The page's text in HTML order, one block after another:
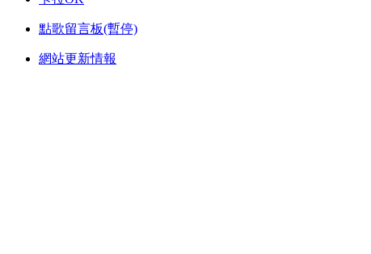
點歌留言板(暫停)
網站更新情報